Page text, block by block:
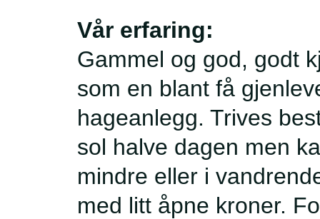
Vår erfaring:
Gammel og god, godt
som en blant få
hageanlegg. Trives
sol halve dagen men
mindre eller i
med litt åpne kroner.